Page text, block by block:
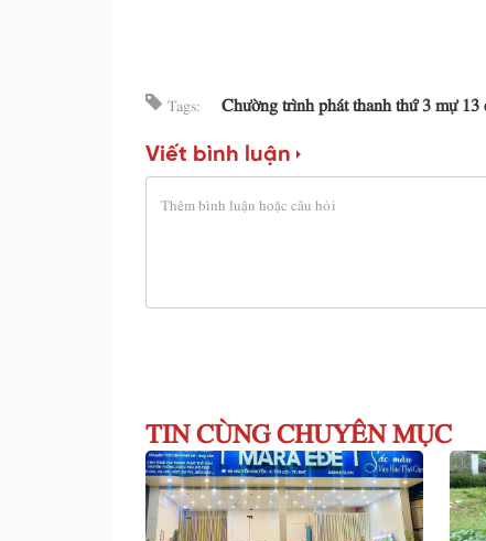
Tags: Chường trình phát thanh thứ 3 mự
Viết bình luận
TIN CÙNG CHUYÊN MỤC